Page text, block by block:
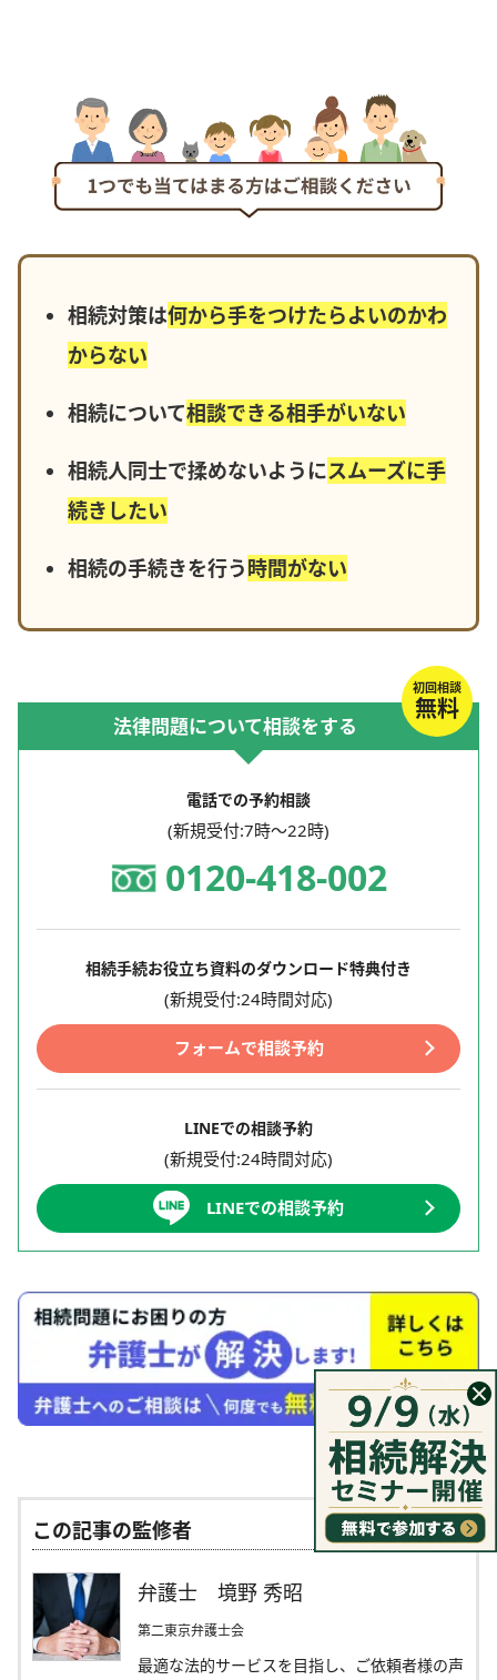
相続対策は何から手をつけたらよいのかわ
からない
相続について相談できる相手がいない
相続人同士で揉めないようにスムーズに手
続きしたい
相続の手続きを行う時間がない
初回相談
無料
法律問題について相談をする
電話での予約相談
(新規受付:7時～22時)
0120-418-002
相続手続お役立ち資料のダウンロード特典付き
(新規受付:24時間対応)
フォームで相談予約
LINEでの相談予約
(新規受付:24時間対応)
LINEでの相談予約
この記事の監修者
弁護士 境野 秀昭
第二東京弁護士会
最適な法的サービスを目指し、ご依頼者様の声